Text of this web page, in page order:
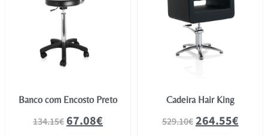
Banco com Encosto Preto
134.15€67.08€
Cadeira Hair King
529.10€264.55€